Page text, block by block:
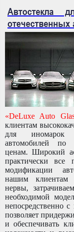
Автостекла
отечественных
«DeLuxe Auto
клиентам
для иномарок
автомобилей
ценам. Широкий
практически все
модификации
нашим клиентам
нервы,
необходимой
непосредственно
позволяет
и обеспечивать